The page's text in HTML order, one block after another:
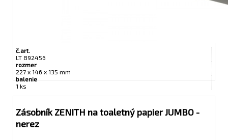
č.art.
LT 892456
rozmer
227 x 146 x 135 mm
balenie
1 ks
Zásobník ZENITH na toaletný papier JUMBO -
nerez